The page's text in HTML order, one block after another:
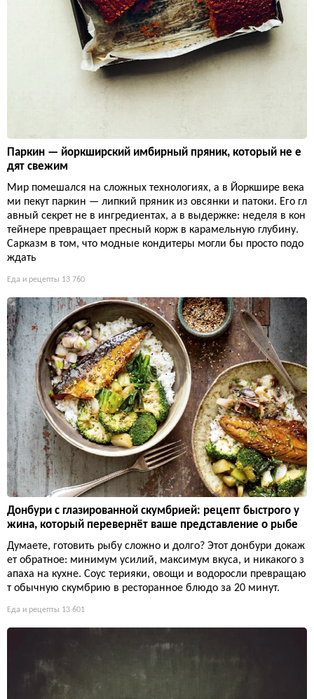
Паркин — йоркширский имбирный пряник, который не е
дят свежим
Мир помешался на сложных технологиях, а в Йоркшире века
ми пекут паркин — липкий пряник из овсянки и патоки. Его гл
авный секрет не в ингредиентах, а в выдержке: неделя в кон
тейнере превращает пресный корж в карамельную глубину.
Сарказм в том, что модные кондитеры могли бы просто подо
ждать
Еда и рецепты 13 760
Донбури с глазированной скумбрией: рецепт быстрого у
жина, который перевернёт ваше представление о рыбе
Думаете, готовить рыбу сложно и долго? Этот донбури докаж
ет обратное: минимум усилий, максимум вкуса, и никакого з
апаха на кухне. Соус терияки, овощи и водоросли превращаю
т обычную скумбрию в ресторанное блюдо за 20 минут.
Еда и рецепты 13 601